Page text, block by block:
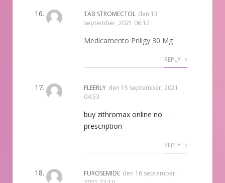
TAB STROMECTOL den 13
september, 2021 06:12
Medicamento Priligy 30 Mg
REPLY
FLEERLY den 15 september, 2021
04:53
buy zithromax online no
prescription
REPLY
FUROSEMIDE den 16 september,